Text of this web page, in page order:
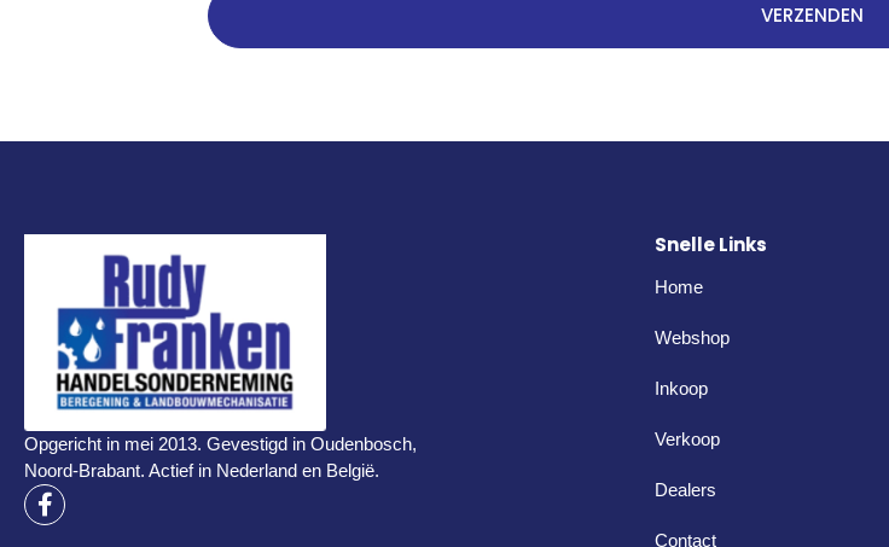
VERZENDEN
Opgericht in mei 2013. Gevestigd in Oudenbosch,
Noord-Brabant. Actief in Nederland en België.
F
a
Snelle Links
Home
Webshop
Inkoop
Verkoop
Dealers
Contact